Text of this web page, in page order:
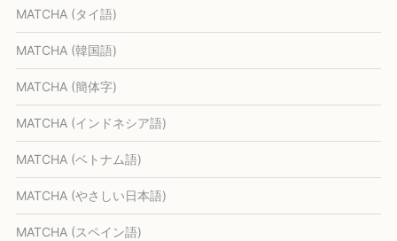
MATCHA (タイ語)
MATCHA (韓国語)
MATCHA (簡体字)
MATCHA (インドネシア語)
MATCHA (ベトナム語)
MATCHA (やさしい日本語)
MATCHA (スペイン語)